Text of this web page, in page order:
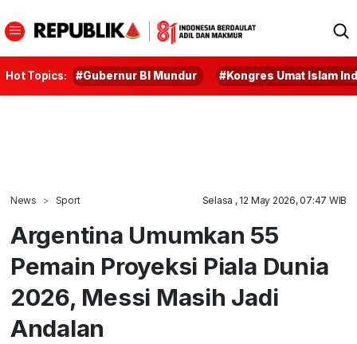
Hot Topics: #Gubernur BI Mundur #Kongres Umat Islam
News Sport Selasa , 12 May 2026, 07:47 WIB
Argentina Umumkan 55
Pemain Proyeksi Piala Dunia
2026, Messi Masih Jadi
Andalan